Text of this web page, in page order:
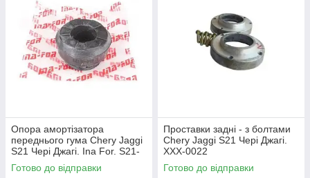
Опора амортізатора
переднього гума Chery Jaggi
S21 Чері Джагі. Ina For. S21-
2901013
Готово до відправки
Проставки задні - з болтами
Chery Jaggi S21 Чері Джагі.
XXX-0022
Готово до відправки